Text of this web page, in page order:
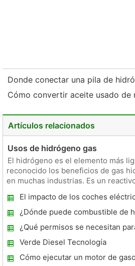
Donde conectar una pila de
Cómo convertir aceite usado de
Artículos relacionados
Usos de hidrógeno gas
El hidrógeno es el elemento más
reconocido los beneficios de gas
en muchas industrias. Es un
El impacto de los coches
¿Dónde puede combustible de
se encuentra?
¿Qué permisos se necesitan
de residuos de aceite vegetal
Verde Diesel Tecnología
Cómo ejecutar un motor de